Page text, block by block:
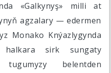
«Galkynyş» milli at
agzalary — edermen
Monako Knýazlygynda
halkara sirk sungaty
belentden